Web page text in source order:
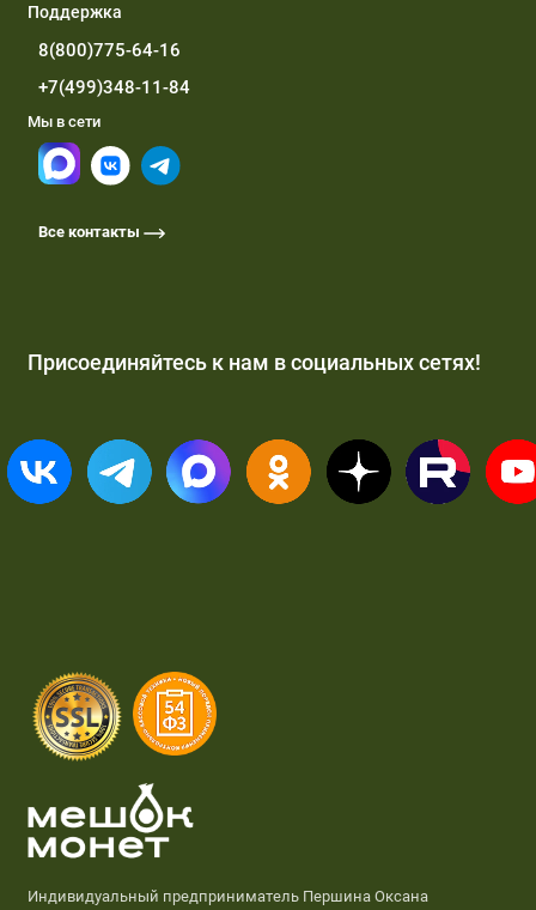
Поддержка
8(800)775-64-16
+7(499)348-11-84
Мы в сети
Все контакты
Присоединяйтесь к нам в социальных сетях!
Индивидуальный предприниматель Першина Оксана